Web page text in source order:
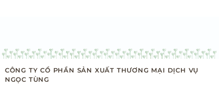
CÔNG TY CỔ PHẦN SẢN XUẤT THƯƠNG MẠI DỊCH VỤ
NGỌC TÙNG